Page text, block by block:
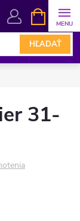
HĽADAŤ
KOŠÍK
31-